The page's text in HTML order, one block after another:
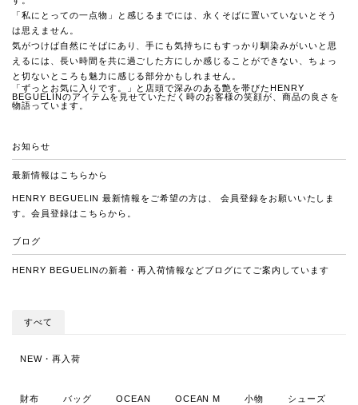
「私にとっての一点物」と感じるまでには、永くそばに置いていないとそう
は思えません。
気がつけば自然にそばにあり、手にも気持ちにもすっかり馴染みがいいと思
えるには、長い時間を共に過ごした方にしか感じることができない、ちょっ
と切ないところも魅力に感じる部分かもしれません。
「ずっとお気に入りです。」と店頭で深みのある艶を帯びたHENRY
BEGUELINのアイテムを見せていただく時のお客様の笑顔が、商品の良さを
物語っています。
お知らせ
最新情報は こちらから
HENRY BEGUELIN 最新情報をご希望の方は、 会員登録をお願いいたしま
す。会員登録は こちらから 。
ブログ
HENRY BEGUELINの新着・再入荷情報などブログにてご案内しています
すべて
NEW・再入荷
財布 バッグ OCEAN OCEAN M 小物 シューズ